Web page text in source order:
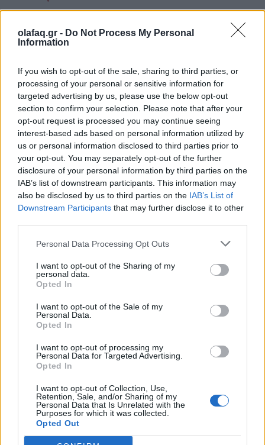
olafaq.gr - Do Not Process My Personal
Information
If you wish to opt-out of the sale, sharing to third parties, or
processing of your personal or sensitive information for
targeted advertising by us, please use the below opt-out
section to confirm your selection. Please note that after your
opt-out request is processed you may continue seeing
interest-based ads based on personal information utilized by
us or personal information disclosed to third parties prior to
your opt-out. You may separately opt-out of the further
disclosure of your personal information by third parties on the
IAB’s list of downstream participants. This information may
also be disclosed by us to third parties on the IAB’s List of
Downstream Participants that may further disclose it to other
Personal Data Processing Opt Outs
I want to opt-out of the Sharing of my
personal data.
Opted In
I want to opt-out of the Sale of my
Personal Data.
Opted In
I want to opt-out of processing my
Personal Data for Targeted Advertising.
Opted In
I want to opt-out of Collection, Use,
Retention, Sale, and/or Sharing of my
Personal Data that Is Unrelated with the
Purposes for which it was collected.
Opted Out
Η Μουσική Βιομηχανία το 2026: Από τη
στρατηγική της αφθονίας στη συστημική
εντροπία
26.05.26
Καθώς η μουσική αγορά του 2026 επιταχύνει με εκρηκτικές
κυκλοφορίες και AI uploads, όλο και περισσότερες εταιρείες
αντιμετωπίζουν υπερφόρτωση δεδομένων, αλλά, σύμφωνα με
τον Matt Jacoby, λύσεις υπάρχο
Μουσική
Η Anna von Hausswolff στο Release
Athens 2026 για μια λειτουργία σκοταδιού
και ομορφιάς
21.05.26
Με αφορμή την εμφάνισή της στο Release Athens 2026,
εξερευνούμε τον σκοτεινό και καθηλωτικό κόσμο της Anna